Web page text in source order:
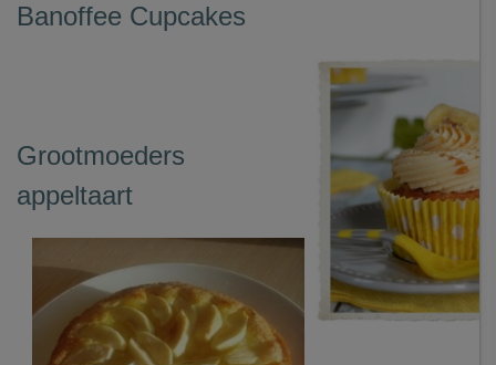
Banoffee Cupcakes
Grootmoeders
appeltaart